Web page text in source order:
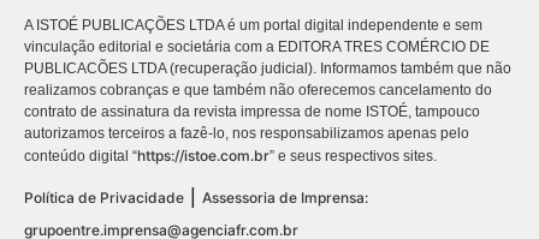
A ISTOÉ PUBLICAÇÕES LTDA é um portal digital independente e sem
vinculação editorial e societária com a EDITORA TRES COMÉRCIO DE
PUBLICACÕES LTDA (recuperação judicial). Informamos também que não
realizamos cobranças e que também não oferecemos cancelamento do
contrato de assinatura da revista impressa de nome ISTOÉ, tampouco
autorizamos terceiros a fazê-lo, nos responsabilizamos apenas pelo
conteúdo digital “https://istoe.com.br” e seus respectivos sites.
Política de Privacidade
Assessoria de Imprensa:
grupoentre.imprensa@agenciafr.com.br